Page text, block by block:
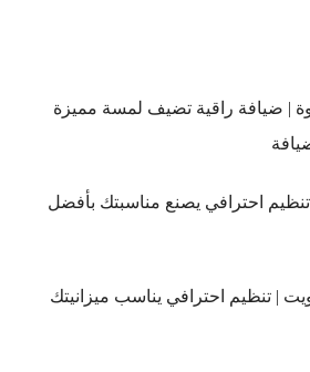
| ضيافة راقية تضيف لمسة مميزة
احترافي يصنع مناسبتك بأفضل
| تنظيم احترافي يناسب ميزانيتك